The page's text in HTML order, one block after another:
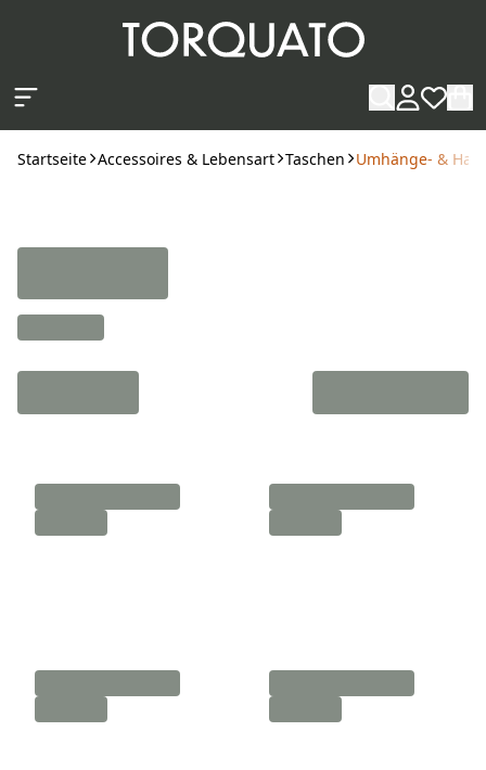
Startseite Accessoires & Lebensart Taschen Umhänge- &